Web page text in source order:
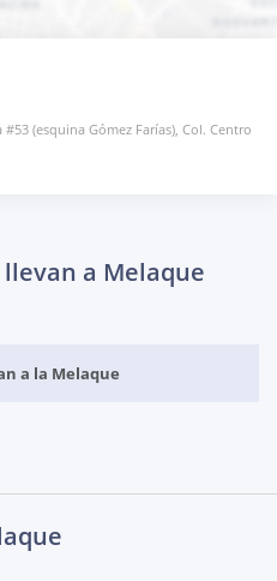
(esquina Gómez Farías), Col. Centro
a Melaque
a la Melaque